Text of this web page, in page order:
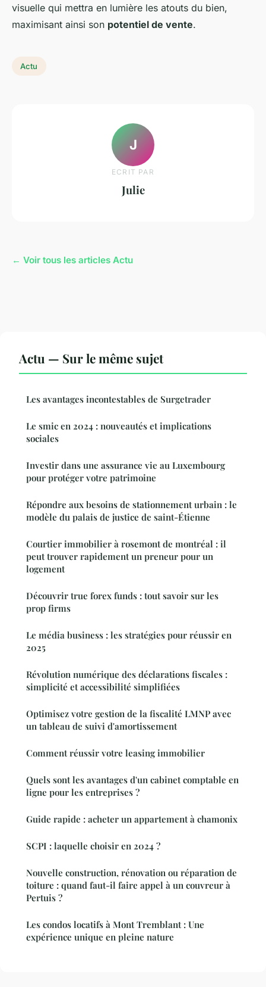
visuelle qui mettra en lumière les atouts du bien,
maximisant ainsi son potentiel de vente.
Actu
J
ECRIT PAR
Julie
← Voir tous les articles Actu
Actu — Sur le même sujet
Les avantages incontestables de Surgetrader
Le smic en 2024 : nouveautés et implications
sociales
Investir dans une assurance vie au Luxembourg
pour protéger votre patrimoine
Répondre aux besoins de stationnement urbain : le
modèle du palais de justice de saint-Étienne
Courtier immobilier à rosemont de montréal : il
peut trouver rapidement un preneur pour un
logement
Découvrir true forex funds : tout savoir sur les
prop firms
Le média business : les stratégies pour réussir en
2025
Révolution numérique des déclarations fiscales :
simplicité et accessibilité simplifiées
Optimisez votre gestion de la fiscalité LMNP avec
un tableau de suivi d'amortissement
Comment réussir votre leasing immobilier
Quels sont les avantages d'un cabinet comptable en
ligne pour les entreprises ?
Guide rapide : acheter un appartement à chamonix
SCPI : laquelle choisir en 2024 ?
Nouvelle construction, rénovation ou réparation de
toiture : quand faut-il faire appel à un couvreur à
Pertuis ?
Les condos locatifs à Mont Tremblant : Une
expérience unique en pleine nature